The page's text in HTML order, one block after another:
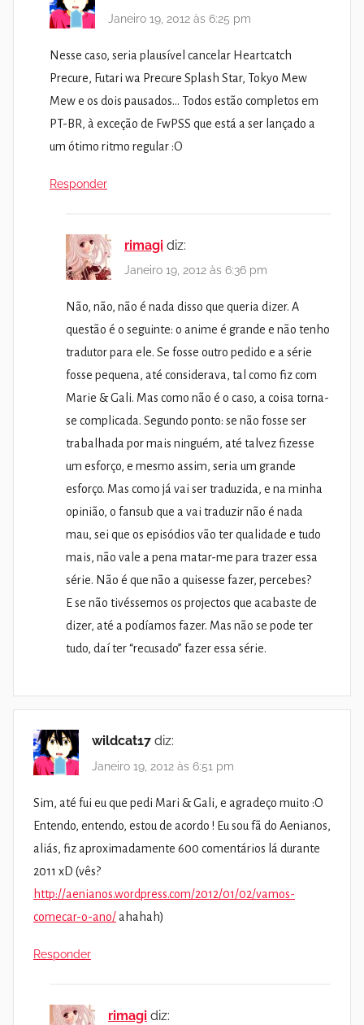
Janeiro 19, 2012 às 6:25 pm
Nesse caso, seria plausível cancelar Heartcatch
Precure, Futari wa Precure Splash Star, Tokyo Mew
Mew e os dois pausados… Todos estão completos em
PT-BR, à exceção de FwPSS que está a ser lançado a
um ótimo ritmo regular :O
Responder
rimagi diz:
Janeiro 19, 2012 às 6:36 pm
Não, não, não é nada disso que queria dizer. A
questão é o seguinte: o anime é grande e não tenho
tradutor para ele. Se fosse outro pedido e a série
fosse pequena, até considerava, tal como fiz com
Marie & Gali. Mas como não é o caso, a coisa torna-
se complicada. Segundo ponto: se não fosse ser
trabalhada por mais ninguém, até talvez fizesse
um esforço, e mesmo assim, seria um grande
esforço. Mas como já vai ser traduzida, e na minha
opinião, o fansub que a vai traduzir não é nada
mau, sei que os episódios vão ter qualidade e tudo
mais, não vale a pena matar-me para trazer essa
série. Não é que não a quisesse fazer, percebes?
E se não tivéssemos os projectos que acabaste de
dizer, até a podíamos fazer. Mas não se pode ter
tudo, daí ter “recusado” fazer essa série.
wildcat17 diz:
Janeiro 19, 2012 às 6:51 pm
Sim, até fui eu que pedi Mari & Gali, e agradeço muito :O
Entendo, entendo, estou de acordo ! Eu sou fã do Aenianos,
aliás, fiz aproximadamente 600 comentários lá durante
2011 xD (vês?
http://aenianos.wordpress.com/2012/01/02/vamos-
comecar-o-ano/ahahah)
Responder
rimagi diz: